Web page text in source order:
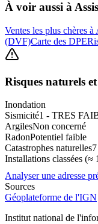
À voir aussi à
Ventes les plus chères à
(DVF)Carte des DPE
Risques naturels
Inondation
Sismicité1 - TRES
ArgilesNon concerné
RadonPotentiel faible
Catastrophes naturelles
Installations classées (≈
Analyser une adresse
Sources
Géoplateforme de l'IGN
Institut national de